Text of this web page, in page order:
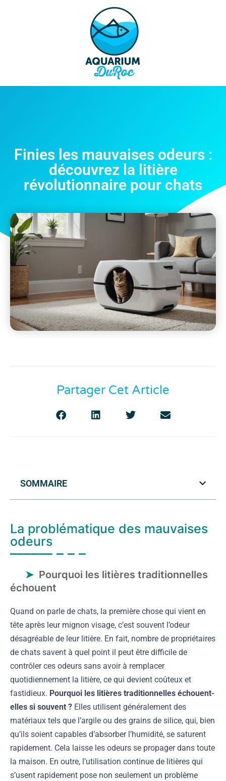
Finies les mauvaises odeurs :
découvrez la litière
révolutionnaire pour chats
Partager Cet Article
SOMMAIRE
La problématique des mauvaises
odeurs
Pourquoi les litières traditionnelles
échouent
Quand on parle de chats, la première chose qui vient en
tête après leur mignon visage, c’est souvent l’odeur
désagréable de leur litière. En fait, nombre de propriétaires
de chats savent à quel point il peut être difficile de
contrôler ces odeurs sans avoir à remplacer
quotidiennement la litière, ce qui devient coûteux et
fastidieux. Pourquoi les litières traditionnelles échouent-
elles si souvent ? Elles utilisent généralement des
matériaux tels que l’argile ou des grains de silice, qui, bien
qu’ils soient capables d’absorber l’humidité, se saturent
rapidement. Cela laisse les odeurs se propager dans toute
la maison. En outre, l’utilisation continue de litières qui
s’usent rapidement pose non seulement un problème